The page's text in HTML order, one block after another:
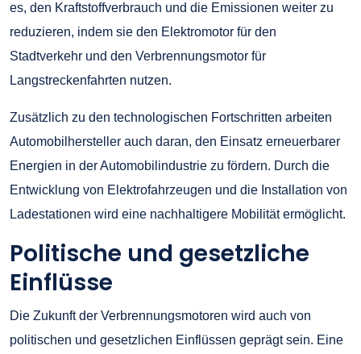
es, den Kraftstoffverbrauch und die Emissionen weiter zu
reduzieren, indem sie den Elektromotor für den
Stadtverkehr und den Verbrennungsmotor für
Langstreckenfahrten nutzen.
Zusätzlich zu den technologischen Fortschritten arbeiten
Automobilhersteller auch daran, den Einsatz erneuerbarer
Energien in der Automobilindustrie zu fördern. Durch die
Entwicklung von Elektrofahrzeugen und die Installation von
Ladestationen wird eine nachhaltigere Mobilität ermöglicht.
Politische und gesetzliche
Einflüsse
Die Zukunft der Verbrennungsmotoren wird auch von
politischen und gesetzlichen Einflüssen geprägt sein. Eine